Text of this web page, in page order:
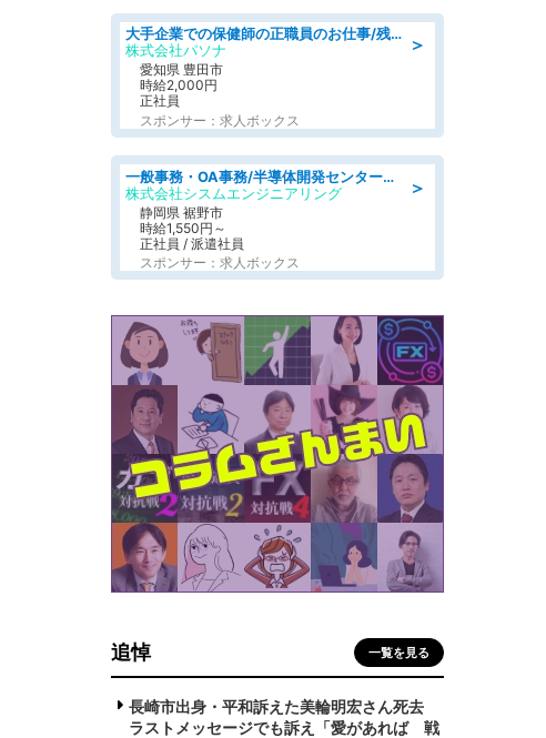
＞
大手企業での保健師の正職員のお仕事/残業なし/要資格:保健師
株式会社パソナ
愛知県 豊田市
時給2,000円
正社員
スポンサー：求人ボックス
＞
一般事務・OA事務/半導体開発センター内で事務&軽作業スタッフ、募集
株式会社シスムエンジニアリング
静岡県 裾野市
時給1,550円～
正社員 / 派遣社員
スポンサー：求人ボックス
追悼 一覧を見る
長崎市出身・平和訴えた美輪明宏さん死去
ラストメッセージでも訴え「愛があれば 戦